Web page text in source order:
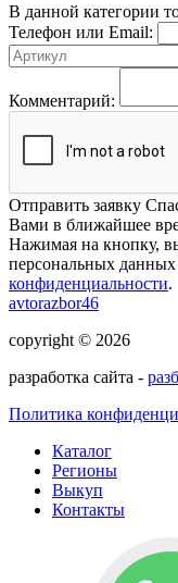
В данной категории
Телефон или Email:
Комментарий:
Отправить заявку
Вами в ближайшее
Нажимая на кнопку,
персональных данных
конфиденциальности.
avtorazbor46
copyright © 2026
разработка сайта -
Политика
Каталог
Регионы
Выкуп
Контакты